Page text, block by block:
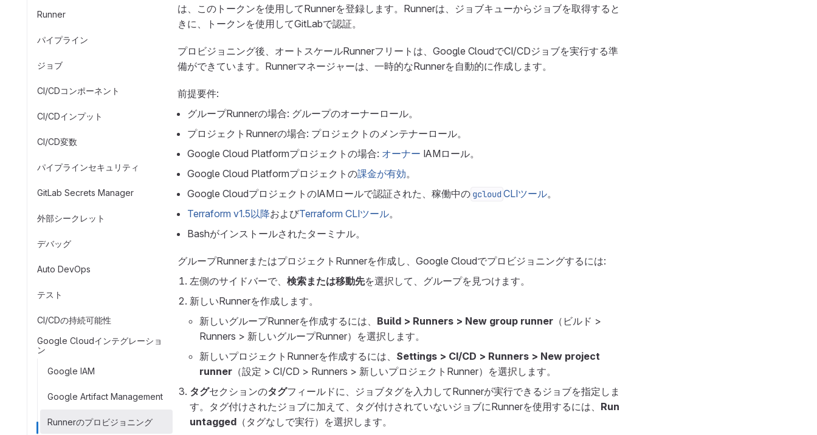
Runner
パイプライン
ジョブ
CI/CDコンポーネント
CI/CDインプット
CI/CD変数
パイプラインセキュリティ
GitLab Secrets Manager
外部シークレット
デバッグ
Auto DevOps
テスト
CI/CDの持続可能性
Google Cloudインテグレーショ
ン
Google IAM
Google Artifact Management
Runnerのプロビジョニング
は、このトークンを使用してRunnerを登録します。Runnerは、ジョブキューからジョブを取得すると
きに、トークンを使用してGitLabで認証。
プロビジョニング後、オートスケールRunnerフリートは、Google CloudでCI/CDジョブを実行する準
備ができています。Runnerマネージャーは、一時的なRunnerを自動的に作成します。
前提要件:
グループRunnerの場合: グループのオーナーロール。
プロジェクトRunnerの場合: プロジェクトのメンテナーロール。
Google Cloud Platformプロジェクトの場合: オーナー IAMロール。
Google Cloud Platformプロジェクトの課金が有効。
Google CloudプロジェクトのIAMロールで認証された、稼働中の gcloud CLIツール。
Terraform v1.5以降およびTerraform CLIツール。
Bashがインストールされたターミナル。
グループRunnerまたはプロジェクトRunnerを作成し、Google Cloudでプロビジョニングするには:
左側のサイドバーで、 検索または移動先を選択して、グループを見つけます。
新しいRunnerを作成します。
新しいグループRunnerを作成するには、 Build > Runners > New group runner （ビルド >
Runners > 新しいグループRunner）を選択します。
新しいプロジェクトRunnerを作成するには、 Settings > CI/CD > Runners > New project
runner （設定 > CI/CD > Runners > 新しいプロジェクトRunner）を選択します。
タグセクションのタグフィールドに、ジョブタグを入力してRunnerが実行できるジョブを指定しま
す。タグ付けされたジョブに加えて、タグ付けされていないジョブにRunnerを使用するには、 Run
untagged （タグなしで実行）を選択します。